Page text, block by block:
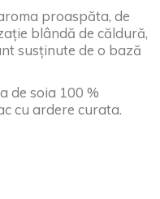
proaspăta, de
blândă de căldură,
susținute de o bază
de soia 100 %
cu ardere curata.